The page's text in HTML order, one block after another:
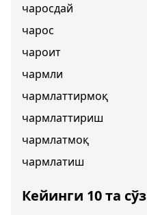
чаросдай
чарос
чароит
чармли
чармлаттирмоқ
чармлаттириш
чармлатмоқ
чармлатиш
Кейинги 10 та сўз